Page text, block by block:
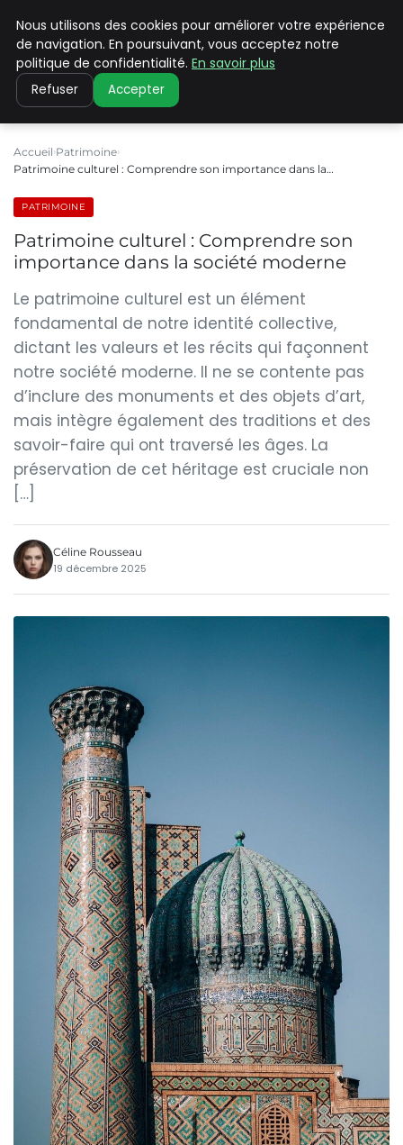
PILAT PATRIMOINES
Accueil Patrimoine
Patrimoine culturel : Comprendre son importance dans la…
PATRIMOINE
Patrimoine culturel : Comprendre son
importance dans la société moderne
Le patrimoine culturel est un élément
fondamental de notre identité collective,
dictant les valeurs et les récits qui façonnent
notre société moderne. Il ne se contente pas
d’inclure des monuments et des objets d’art,
mais intègre également des traditions et des
savoir-faire qui ont traversé les âges. La
préservation de cet héritage est cruciale non
[…]
Céline Rousseau
19 décembre 2025
Nous utilisons des cookies pour améliorer votre expérience
de navigation. En poursuivant, vous acceptez notre
politique de confidentialité. En savoir plus
Refuser Accepter